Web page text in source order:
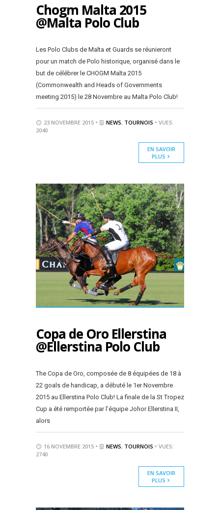
Chogm Malta 2015
@Malta Polo Club
Les Polo Clubs de Malta et Guards se réunieront
pour un match de Polo historique, organisé dans le
but de célébrer le CHOGM Malta 2015
(Commonwealth and Heads of Governments
meeting 2015) le 28 Novembre au Malta Polo Club!
23 NOVEMBRE 2015 • NEWS, TOURNOIS • VUES:
2040
EN SAVOIR
PLUS
Copa de Oro Ellerstina
@Ellerstina Polo Club
The Copa de Oro, composée de 8 équipées de 18 à
22 goals de handicap, a débuté le 1er Novembre
2015 au Ellerstina Polo Club! La finale de la St Tropez
Cup a été remportée par l’équipe Johor Ellerstina II,
alors
16 NOVEMBRE 2015 • NEWS, TOURNOIS • VUES:
2740
EN SAVOIR
PLUS